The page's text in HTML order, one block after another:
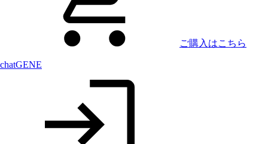
ご購入はこちら
chatGENE